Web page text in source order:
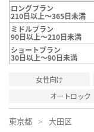
ロングプラン
210日以上～365日未満
ミドルプラン
90日以上～210日未満
ショートプラン
30日以上～90日未満
女性向け
オートロック
東京都 大田区